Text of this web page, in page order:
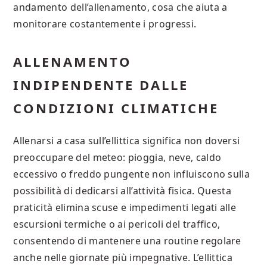
andamento dell’allenamento, cosa che aiuta a
monitorare costantemente i progressi.
ALLENAMENTO
INDIPENDENTE DALLE
CONDIZIONI CLIMATICHE
Allenarsi a casa sull’ellittica significa non doversi
preoccupare del meteo: pioggia, neve, caldo
eccessivo o freddo pungente non influiscono sulla
possibilità di dedicarsi all’attività fisica. Questa
praticità elimina scuse e impedimenti legati alle
escursioni termiche o ai pericoli del traffico,
consentendo di mantenere una routine regolare
anche nelle giornate più impegnative. L’ellittica